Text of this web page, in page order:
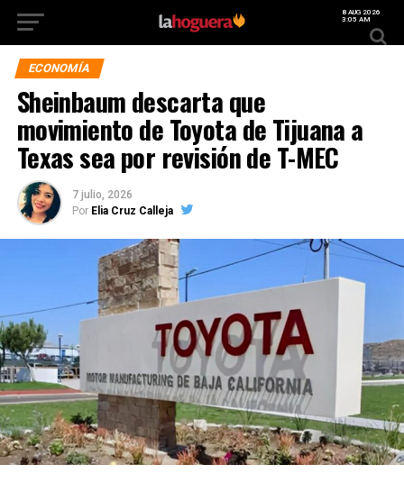
8 AUG 2026
3:05 AM
ECONOMÍA
Sheinbaum descarta que
movimiento de Toyota de Tijuana a
Texas sea por revisión de T-MEC
7 julio, 2026
Por Elia Cruz Calleja